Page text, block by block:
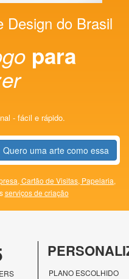
Design do Brasil
para
- fácil e rápido.
Quero uma arte como essa
Cartão de Visitas, Papelaria,
serviços de criação
PLANO ESCOLHIDO